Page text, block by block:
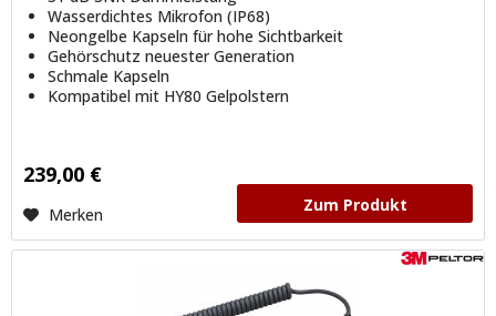
Wasserdichtes Mikrofon (IP68)
Neongelbe Kapseln für hohe Sichtbarkeit
Gehörschutz neuester Generation
Schmale Kapseln
Kompatibel mit HY80 Gelpolstern
239,00 €
Merken Zum Produkt